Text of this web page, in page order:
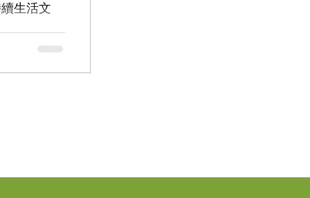
生活文
對於很